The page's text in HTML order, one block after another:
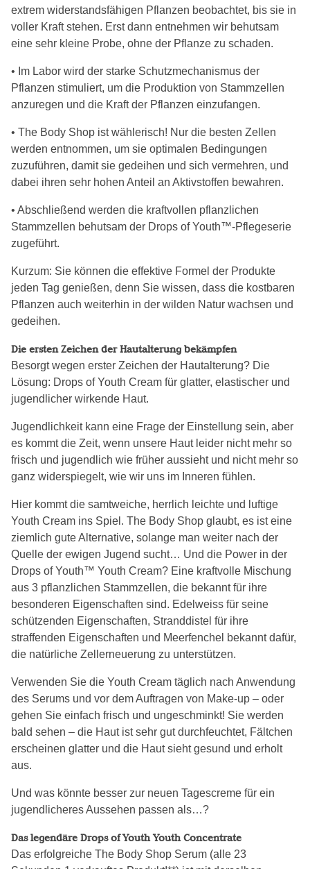
extrem widerstandsfähigen Pflanzen beobachtet, bis sie in
voller Kraft stehen. Erst dann entnehmen wir behutsam
eine sehr kleine Probe, ohne der Pflanze zu schaden.
• Im Labor wird der starke Schutzmechanismus der
Pflanzen stimuliert, um die Produktion von Stammzellen
anzuregen und die Kraft der Pflanzen einzufangen.
• The Body Shop ist wählerisch! Nur die besten Zellen
werden entnommen, um sie optimalen Bedingungen
zuzuführen, damit sie gedeihen und sich vermehren, und
dabei ihren sehr hohen Anteil an Aktivstoffen bewahren.
• Abschließend werden die kraftvollen pflanzlichen
Stammzellen behutsam der Drops of Youth™-Pflegeserie
zugeführt.
Kurzum: Sie können die effektive Formel der Produkte
jeden Tag genießen, denn Sie wissen, dass die kostbaren
Pflanzen auch weiterhin in der wilden Natur wachsen und
gedeihen.
Die ersten Zeichen der Hautalterung bekämpfen
Besorgt wegen erster Zeichen der Hautalterung? Die
Lösung: Drops of Youth Cream für glatter, elastischer und
jugendlicher wirkende Haut.
Jugendlichkeit kann eine Frage der Einstellung sein, aber
es kommt die Zeit, wenn unsere Haut leider nicht mehr so
frisch und jugendlich wie früher aussieht und nicht mehr so
ganz widerspiegelt, wie wir uns im Inneren fühlen.
Hier kommt die samtweiche, herrlich leichte und luftige
Youth Cream ins Spiel. The Body Shop glaubt, es ist eine
ziemlich gute Alternative, solange man weiter nach der
Quelle der ewigen Jugend sucht… Und die Power in der
Drops of Youth™ Youth Cream? Eine kraftvolle Mischung
aus 3 pflanzlichen Stammzellen, die bekannt für ihre
besonderen Eigenschaften sind. Edelweiss für seine
schützenden Eigenschaften, Stranddistel für ihre
straffenden Eigenschaften und Meerfenchel bekannt dafür,
die natürliche Zellerneuerung zu unterstützen.
Verwenden Sie die Youth Cream täglich nach Anwendung
des Serums und vor dem Auftragen von Make-up – oder
gehen Sie einfach frisch und ungeschminkt! Sie werden
bald sehen – die Haut ist sehr gut durchfeuchtet, Fältchen
erscheinen glatter und die Haut sieht gesund und erholt
aus.
Und was könnte besser zur neuen Tagescreme für ein
jugendlicheres Aussehen passen als…?
Das legendäre Drops of Youth Youth Concentrate
Das erfolgreiche The Body Shop Serum (alle 23